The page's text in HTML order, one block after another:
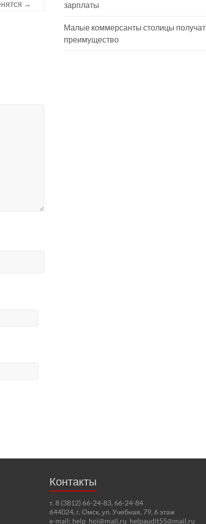
→
зарплаты
Малые коммерсанты столицы получат
преимущество
Контакты
т. 8 (3812) 66-24-83, 66-24-84
644024, г. Омск, ул. Учебная, 79, 6 этаж
e-mail: help_hoi@mail.ru helpaudit55@mail.ru